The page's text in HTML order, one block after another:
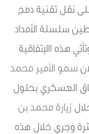
نقل تقنية دمج
سلسلة الأمداد
هذه االإتفاقية
سمو الأمير محمد
الإنفاق العسكري بحلول
زيارة محمد بن
وجري خلال هذه